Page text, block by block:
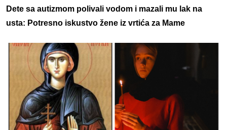
Dete sa autizmom polivali vodom i mazali mu lak na
usta: Potresno iskustvo žene iz vrtića za Mame